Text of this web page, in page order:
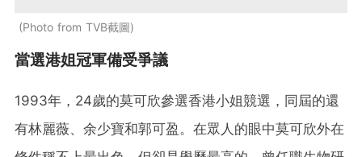
Photo from TVB截圖
當選港姐冠軍備受爭議
1993年，24歲的莫可欣參選香港小姐競選，同屆的還
有林麗薇、余少寶和郭可盈。在眾人的眼中莫可欣外在